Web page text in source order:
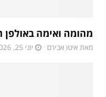
מהומה ואימה באולפן
מאת איטו אבירם יוני 25, 2026